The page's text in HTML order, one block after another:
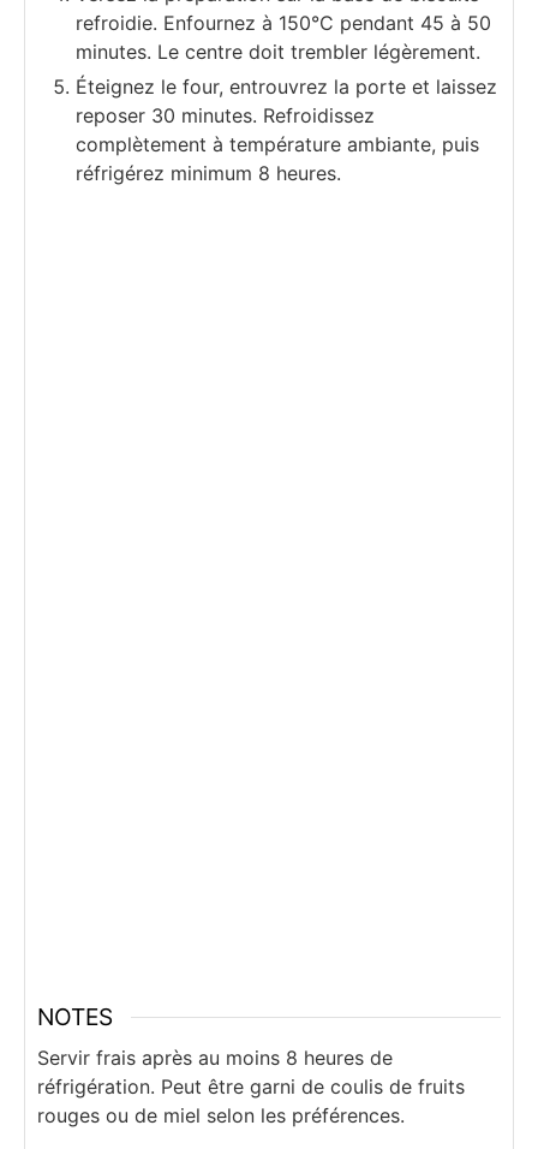
refroidie. Enfournez à 150°C pendant 45 à 50
minutes. Le centre doit trembler légèrement.
Éteignez le four, entrouvrez la porte et laissez
reposer 30 minutes. Refroidissez
complètement à température ambiante, puis
réfrigérez minimum 8 heures.
NOTES
Servir frais après au moins 8 heures de
réfrigération. Peut être garni de coulis de fruits
rouges ou de miel selon les préférences.